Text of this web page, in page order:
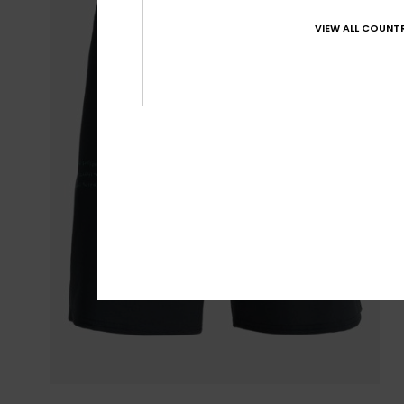
VIEW ALL